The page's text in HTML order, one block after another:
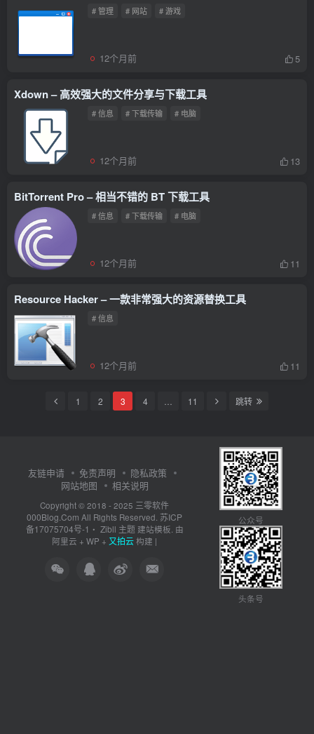
# 管理 # 网站 # 游戏
12个月前 5
Xdown – 高效强大的文件分享与下载工具
# 信息 # 下载传输 # 电脑
12个月前 13
BitTorrent Pro – 相当不错的 BT 下载工具
# 信息 # 下载传输 # 电脑
12个月前 11
Resource Hacker – 一款非常强大的资源替换工具
# 信息
12个月前 11
1 2 3 4 11 跳转
友链申请 免责声明
隐私政策
网站地图
相关说明
Copyright © 2018 - 2025 三零软件
000Blog.Com All Rights Reserved. 苏ICP
备17075704号-1 ・ Zibll 主题建站模板. 由
阿里云 + WP + 又拍云构建 |
公众号
头条号